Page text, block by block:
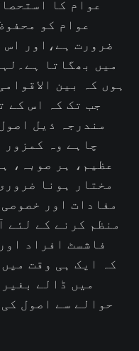
عوام کا
عوام کو
ضرورت ہے،اور
میں بھگاتا
ہوں کہ بین
جب تک کہ اس کے
مندرجہ ذیل
چاہے وہ کمزور
عظیم، ہر صوبہ،
مختار ہونا
مفادات اور
منظم کرنے کے لئے
فاشسٹ افراد
کہ ایک ہی وقت
میں ڈالے
حوالے سے اصول